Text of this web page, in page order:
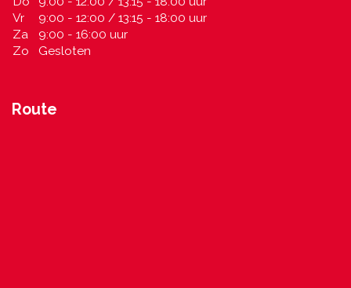
Vr
9:00 - 12:00 / 13:15 - 18:00 uur
Za
9:00 - 16:00 uur
Zo
Gesloten
Route